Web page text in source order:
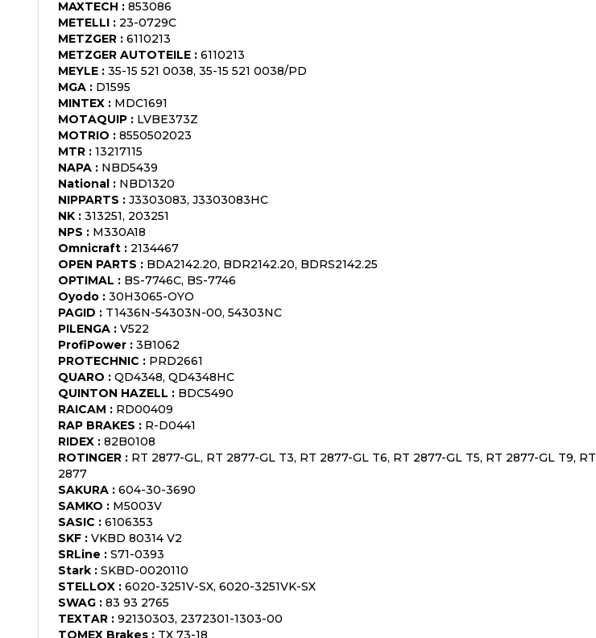
MAXTECH : 853086
METELLI : 23-0729C
METZGER : 6110213
METZGER AUTOTEILE : 6110213
MEYLE : 35-15 521 0038, 35-15 521 0038/PD
MGA : D1595
MINTEX : MDC1691
MOTAQUIP : LVBE373Z
MOTRIO : 8550502023
MTR : 13217115
NAPA : NBD5439
National : NBD1320
NIPPARTS : J3303083, J3303083HC
NK : 313251, 203251
NPS : M330A18
Omnicraft : 2134467
OPEN PARTS : BDA2142.20, BDR2142.20, BDRS2142.25
OPTIMAL : BS-7746C, BS-7746
Oyodo : 30H3065-OYO
PAGID : T1436N-54303N-00, 54303NC
PILENGA : V522
ProfiPower : 3B1062
PROTECHNIC : PRD2661
QUARO : QD4348, QD4348HC
QUINTON HAZELL : BDC5490
RAICAM : RD00409
RAP BRAKES : R-D0441
RIDEX : 82B0108
ROTINGER : RT 2877-GL, RT 2877-GL T3, RT 2877-GL T6, RT 2877-GL T5, RT 2877-GL T9, RT
2877
SAKURA : 604-30-3690
SAMKO : M5003V
SASIC : 6106353
SKF : VKBD 80314 V2
SRLine : S71-0393
Stark : SKBD-0020110
STELLOX : 6020-3251V-SX, 6020-3251VK-SX
SWAG : 83 93 2765
TEXTAR : 92130303, 2372301-1303-00
TOMEX Brakes : TX 73-18